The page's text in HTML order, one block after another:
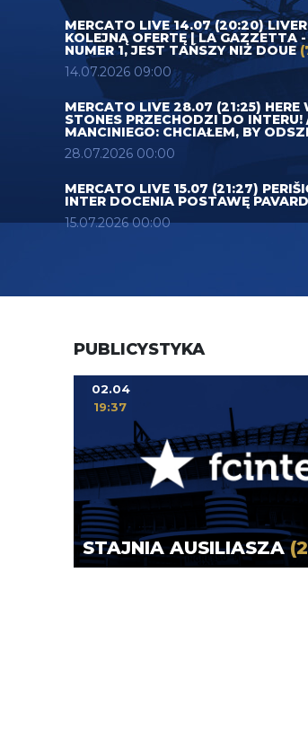
MERCATO LIVE 14.07 (20:20)
KOLEJNĄ OFERTĘ | LA GAZZETTA -
NUMER 1, JEST TAŃSZY NIŻ DOUE
14.07.2026 09:00
MERCATO LIVE 28.07 (21:25) HERE
STONES PRZECHODZI DO INTERU!
MANCINIEGO: CHCIAŁEM, BY
28.07.2026 00:00
MERCATO LIVE 15.07 (21:27)
INTER DOCENIA POSTAWĘ
15.07.2026 00:00
PUBLICYSTYKA
STAJNIA AUSILIASZA
02.04
19:37